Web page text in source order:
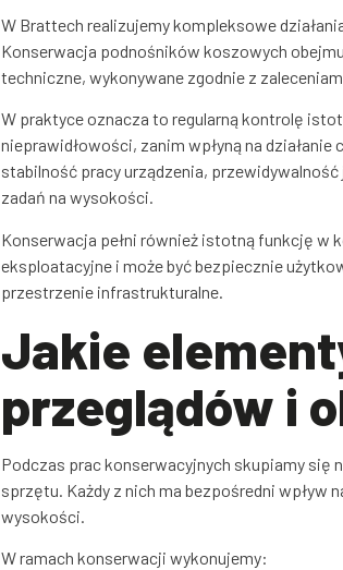
W Brattech realizujemy kompleksowe
Konserwacja podnośników koszowych
techniczne, wykonywane zgodnie z
W praktyce oznacza to regularną kontrolę
nieprawidłowości, zanim wpłyną na
stabilność pracy urządzenia,
zadań na wysokości.
Konserwacja pełni również istotną funkcję w
eksploatacyjne i może być bezpiecznie
przestrzenie infrastrukturalne.
Jakie
przeglądów i
Podczas prac konserwacyjnych skupiamy się
sprzętu. Każdy z nich ma bezpośredni wpływ
wysokości.
W ramach konserwacji wykonujemy: